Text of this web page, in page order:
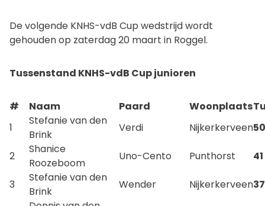
De volgende KNHS-vdB Cup wedstrijd wordt
gehouden op zaterdag 20 maart in Roggel.
Tussenstand KNHS-vdB Cup junioren
# Naam Paard Woonplaats
1
Stefanie van den
Brink
Verdi Nijkerkerveen50
2
Shanice
Roozeboom
Uno-Cento Punthorst 41
3
Stefanie van den
Brink
Wender Nijkerkerveen37